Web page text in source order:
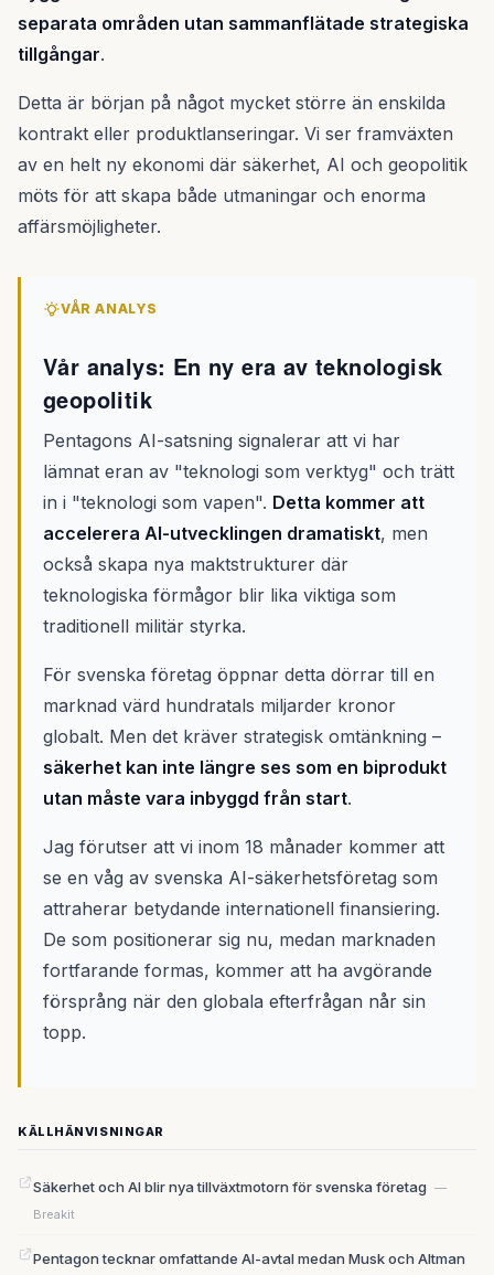
separata områden utan sammanflätade strategiska
tillgångar.
Detta är början på något mycket större än enskilda
kontrakt eller produktlanseringar. Vi ser framväxten
av en helt ny ekonomi där säkerhet, AI och geopolitik
möts för att skapa både utmaningar och enorma
affärsmöjligheter.
VÅR ANALYS
Vår analys: En ny era av teknologisk
geopolitik
Pentagons AI-satsning signalerar att vi har
lämnat eran av "teknologi som verktyg" och trätt
in i "teknologi som vapen". Detta kommer att
accelerera AI-utvecklingen dramatiskt, men
också skapa nya maktstrukturer där
teknologiska förmågor blir lika viktiga som
traditionell militär styrka.
För svenska företag öppnar detta dörrar till en
marknad värd hundratals miljarder kronor
globalt. Men det kräver strategisk omtänkning –
säkerhet kan inte längre ses som en biprodukt
utan måste vara inbyggd från start.
Jag förutser att vi inom 18 månader kommer att
se en våg av svenska AI-säkerhetsföretag som
attraherar betydande internationell finansiering.
De som positionerar sig nu, medan marknaden
fortfarande formas, kommer att ha avgörande
försprång när den globala efterfrågan når sin
topp.
KÄLLHÄNVISNINGAR
Säkerhet och AI blir nya tillväxtmotorn för svenska företag —
Breakit
Pentagon tecknar omfattande AI-avtal medan Musk och Altman